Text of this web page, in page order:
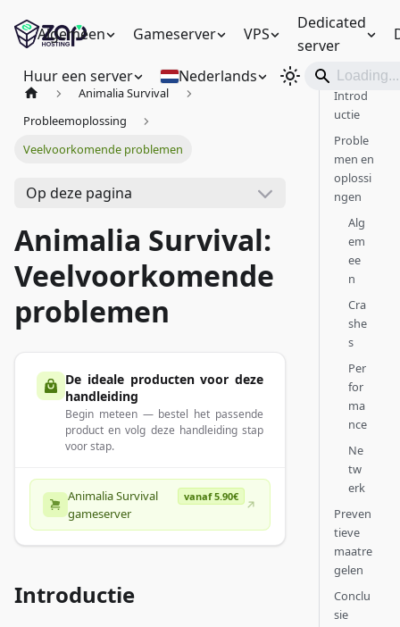
Algemeen Gameserver VPS
Dedicated
server
Huur een server Nederlands
Animalia Survival
Probleemoplossing
Veelvoorkomende problemen
Op deze pagina
Animalia Survival:
Veelvoorkomende
problemen
De ideale producten voor deze
handleiding
Begin meteen — bestel het passende
product en volg deze handleiding stap
voor stap.
Animalia Survival
gameserver
vanaf 5.90€
Introductie
Introd
uctie
Proble
men en
oplossi
ngen
Alg
em
ee
n
Cra
she
s
Per
for
ma
nce
Ne
tw
erk
Preven
tieve
maatre
gelen
Conclu
sie